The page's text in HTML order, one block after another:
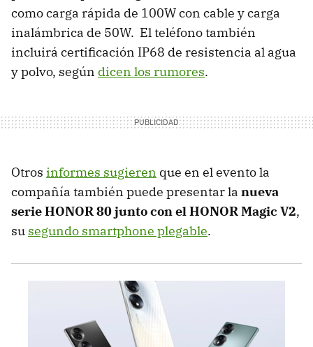
como carga rápida de 100W con cable y carga
inalámbrica de 50W. El teléfono también
incluirá certificación IP68 de resistencia al agua
y polvo, según dicen los rumores.
Otros informes sugieren que en el evento la
compañía también puede presentar la nueva
serie HONOR 80 junto con el HONOR Magic V2,
su segundo smartphone plegable.